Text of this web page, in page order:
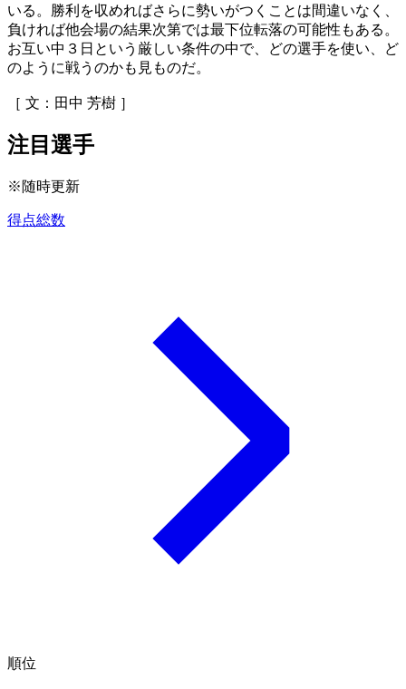
いる。勝利を収めればさらに勢いがつくことは間違いなく、
負ければ他会場の結果次第では最下位転落の可能性もある。
お互い中３日という厳しい条件の中で、どの選手を使い、ど
のように戦うのかも見ものだ。
［ 文：田中 芳樹 ］
注目選手
※随時更新
得点総数
順位